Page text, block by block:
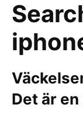
Det är